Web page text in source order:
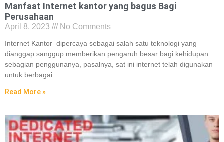
Manfaat Internet kantor yang bagus Bagi
Perusahaan
April 8, 2023 No Comments
Internet Kantor dipercaya sebagai salah satu teknologi yang
dianggap sanggup memberikan pengaruh besar bagi kehidupan
sebagian penggunanya, pasalnya, sat ini internet telah digunakan
untuk berbagai
Read More »